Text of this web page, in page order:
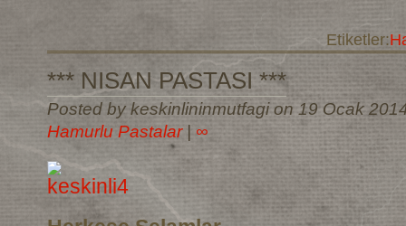
Etiketler:
*** NISAN PASTASI ***
Posted by keskinlininmutfagi on 19 Ocak
Hamurlu Pastalar | ∞